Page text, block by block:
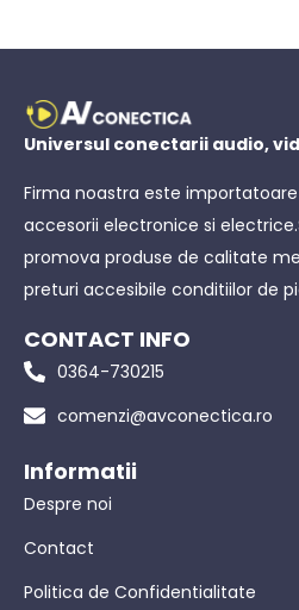
Universul conectarii audio,
Firma noastra este
accesorii electronice si
promova produse de calitate
preturi accesibile conditiilor de
CONTACT INFO
0364-730215
comenzi@avconectica.ro
Informatii
Despre noi
Contact
Politica de Confidentialitate